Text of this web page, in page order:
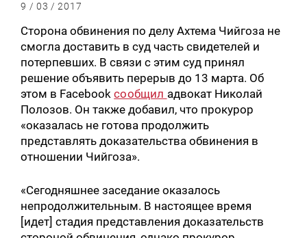
9 / 03 / 2017
Сторона обвинения по делу Ахтема Чийгоза не
смогла доставить в суд часть свидетелей и
потерпевших. В связи с этим суд принял
решение объявить перерыв до 13 марта. Об
этом в Facebookсообщил адвокат Николай
Полозов. Он также добавил, что прокурор
«оказалась не готова продолжить
представлять доказательства обвинения в
отношении Чийгоза».
«Сегодняшнее заседание оказалось
непродолжительным. В настоящее время
[идет] стадия представления доказательств